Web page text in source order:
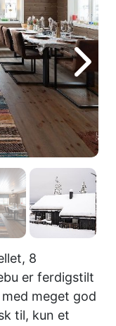
8
er ferdigstilt
meget god
til, kun et